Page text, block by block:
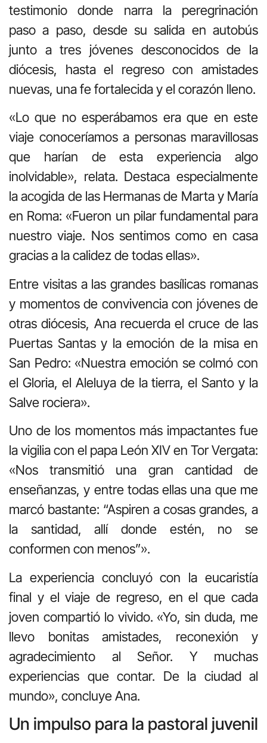
testimonio donde narra la peregrinación
paso a paso, desde su salida en autobús
junto a tres jóvenes desconocidos de la
diócesis, hasta el regreso con amistades
nuevas, una fe fortalecida y el corazón lleno.
«Lo que no esperábamos era que en este
viaje conoceríamos a personas maravillosas
que harían de esta experiencia algo
inolvidable», relata. Destaca especialmente
la acogida de las Hermanas de Marta y María
en Roma: «Fueron un pilar fundamental para
nuestro viaje. Nos sentimos como en casa
gracias a la calidez de todas ellas».
Entre visitas a las grandes basílicas romanas
y momentos de convivencia con jóvenes de
otras diócesis, Ana recuerda el cruce de las
Puertas Santas y la emoción de la misa en
San Pedro: «Nuestra emoción se colmó con
el Gloria, el Aleluya de la tierra, el Santo y la
Salve rociera».
Uno de los momentos más impactantes fue
la vigilia con el papa León XIV en Tor Vergata:
«Nos transmitió una gran cantidad de
enseñanzas, y entre todas ellas una que me
marcó bastante: “Aspiren a cosas grandes, a
la santidad, allí donde estén, no se
conformen con menos”».
La experiencia concluyó con la eucaristía
final y el viaje de regreso, en el que cada
joven compartió lo vivido. «Yo, sin duda, me
llevo bonitas amistades, reconexión y
agradecimiento al Señor. Y muchas
experiencias que contar. De la ciudad al
mundo», concluye Ana.
Un impulso para la pastoral juvenil